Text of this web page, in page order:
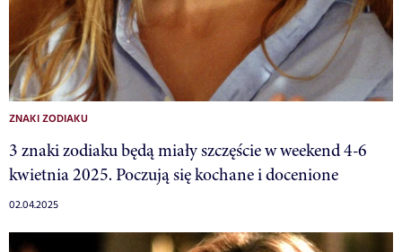
ZNAKI ZODIAKU
3 znaki zodiaku będą miały szczęście w weekend 4-6
kwietnia 2025. Poczują się kochane i docenione
02.04.2025